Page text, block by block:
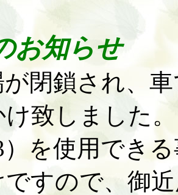
お知らせ
閉鎖され、
け致しました
）を使用でき
ですので、御